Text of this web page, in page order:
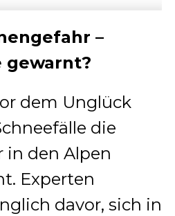
–
gewarnt?
dem Unglück
die
in den Alpen
Experten
davor, sich in